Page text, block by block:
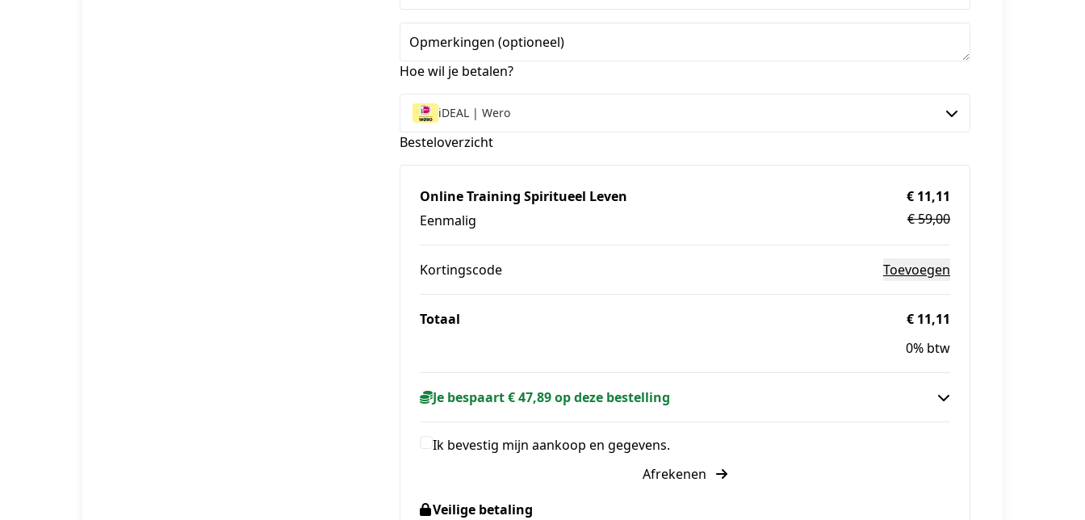
Opmerkingen (optioneel)
Hoe wil je betalen?
iDEAL | Wero
Besteloverzicht
Online Training Spiritueel Leven
Eenmalig
€ 11,11
€ 59,00
Kortingscode Toevoegen
Totaal
€ 11,11
0% btw
Je bespaart € 47,89 op deze bestelling
Ik bevestig mijn aankoop en gegevens.
Afrekenen
Veilige betaling